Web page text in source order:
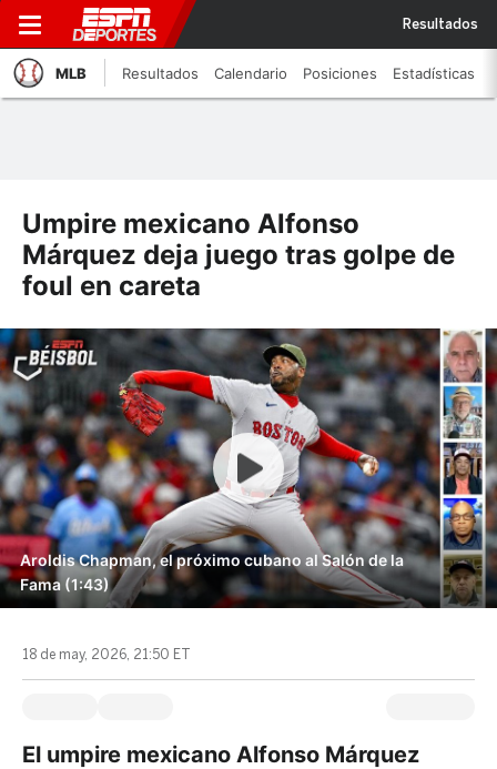
Resultados
MLB Resultados Calendario Posiciones Estadísticas
Umpire mexicano Alfonso
Márquez deja juego tras golpe de
foul en careta
Aroldis Chapman, el próximo cubano al Salón de la
Fama (1:43)
18 de may, 2026, 21:50 ET
El umpire mexicano Alfonso Márquez